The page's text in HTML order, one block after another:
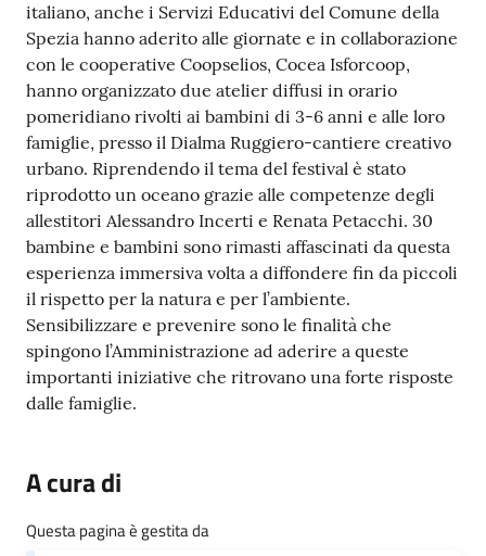
C
e
r
t
i
f
i
c
a
t
i
A
n
a
g
r
i
i
italiano, anche i Servizi Educativi del Comune della
Spezia hanno aderito alle giornate e in collaborazione
con le cooperative Coopselios, Cocea Isforcoop,
hanno organizzato due atelier diffusi in orario
pomeridiano rivolti ai bambini di 3-6 anni e alle loro
famiglie, presso il Dialma Ruggiero-cantiere creativo
urbano. Riprendendo il tema del festival è stato
riprodotto un oceano grazie alle competenze degli
allestitori Alessandro Incerti e Renata Petacchi. 30
bambine e bambini sono rimasti affascinati da questa
esperienza immersiva volta a diffondere fin da piccoli
il rispetto per la natura e per l’ambiente.
Sensibilizzare e prevenire sono le finalità che
spingono l’Amministrazione ad aderire a queste
importanti iniziative che ritrovano una forte risposte
dalle famiglie.
A cura di
Questa pagina è gestita da